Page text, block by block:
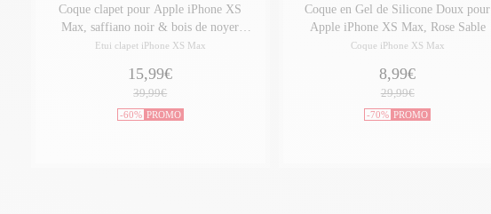
Coque clapet pour Apple iPhone XS
Max, saffiano noir & bois de noyer
naturel
Etui clapet iPhone XS Max
15,99€
39,99€
-60% PROMO
Coque en Gel de Silicone Doux pour
Apple iPhone XS Max, Rose Sable
Coque iPhone XS Max
8,99€
29,99€
-70% PROMO